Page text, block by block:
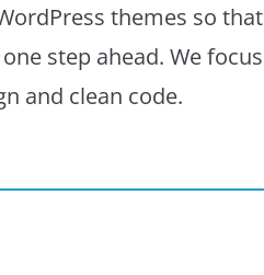
themes so that
step ahead. We focus
and clean code.